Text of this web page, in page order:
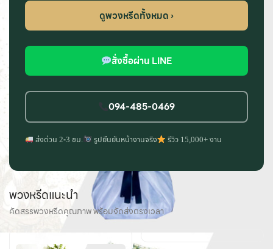
ดูพวงหรีดทั้งหมด ›
สั่งซื้อผ่าน LINE
094-485-0469
ส่งด่วน 2-3 ชม. รูปยืนยันหน้างานจริง รีวิว 15,000+ งาน
พวงหรีดแนะนำ
คัดสรรพวงหรีดคุณภาพ พร้อมจัดส่งตรงเวลา